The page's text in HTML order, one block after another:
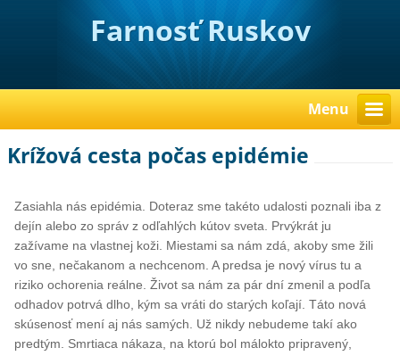
Farnosť Ruskov
Menu
Krížová cesta počas epidémie
Zasiahla nás epidémia. Doteraz sme takéto udalosti poznali iba z
dejín alebo zo správ z odľahlých kútov sveta. Prvýkrát ju
zažívame na vlastnej koži. Miestami sa nám zdá, akoby sme žili
vo sne, nečakanom a nechcenom. A predsa je nový vírus tu a
riziko ochorenia reálne. Život sa nám za pár dní zmenil a podľa
odhadov potrvá dlho, kým sa vráti do starých koľají. Táto nová
skúsenosť mení aj nás samých. Už nikdy nebudeme takí ako
predtým. Smrtiaca nákaza, na ktorú bol málokto pripravený,